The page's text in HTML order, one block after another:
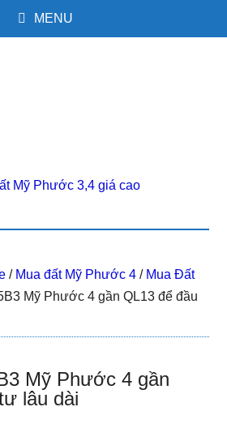
MENU
/ Mua đất Mỹ Phước 4 / Mua Đất
Mỹ Phước 4 gần QL13 để đầu
Mỹ Phước 4 gần
lâu dài